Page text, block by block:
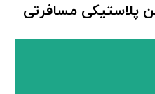
پلاستیکی مسافرتی